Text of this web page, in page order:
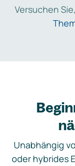
Versuchen
Unabhängig
oder hybrides